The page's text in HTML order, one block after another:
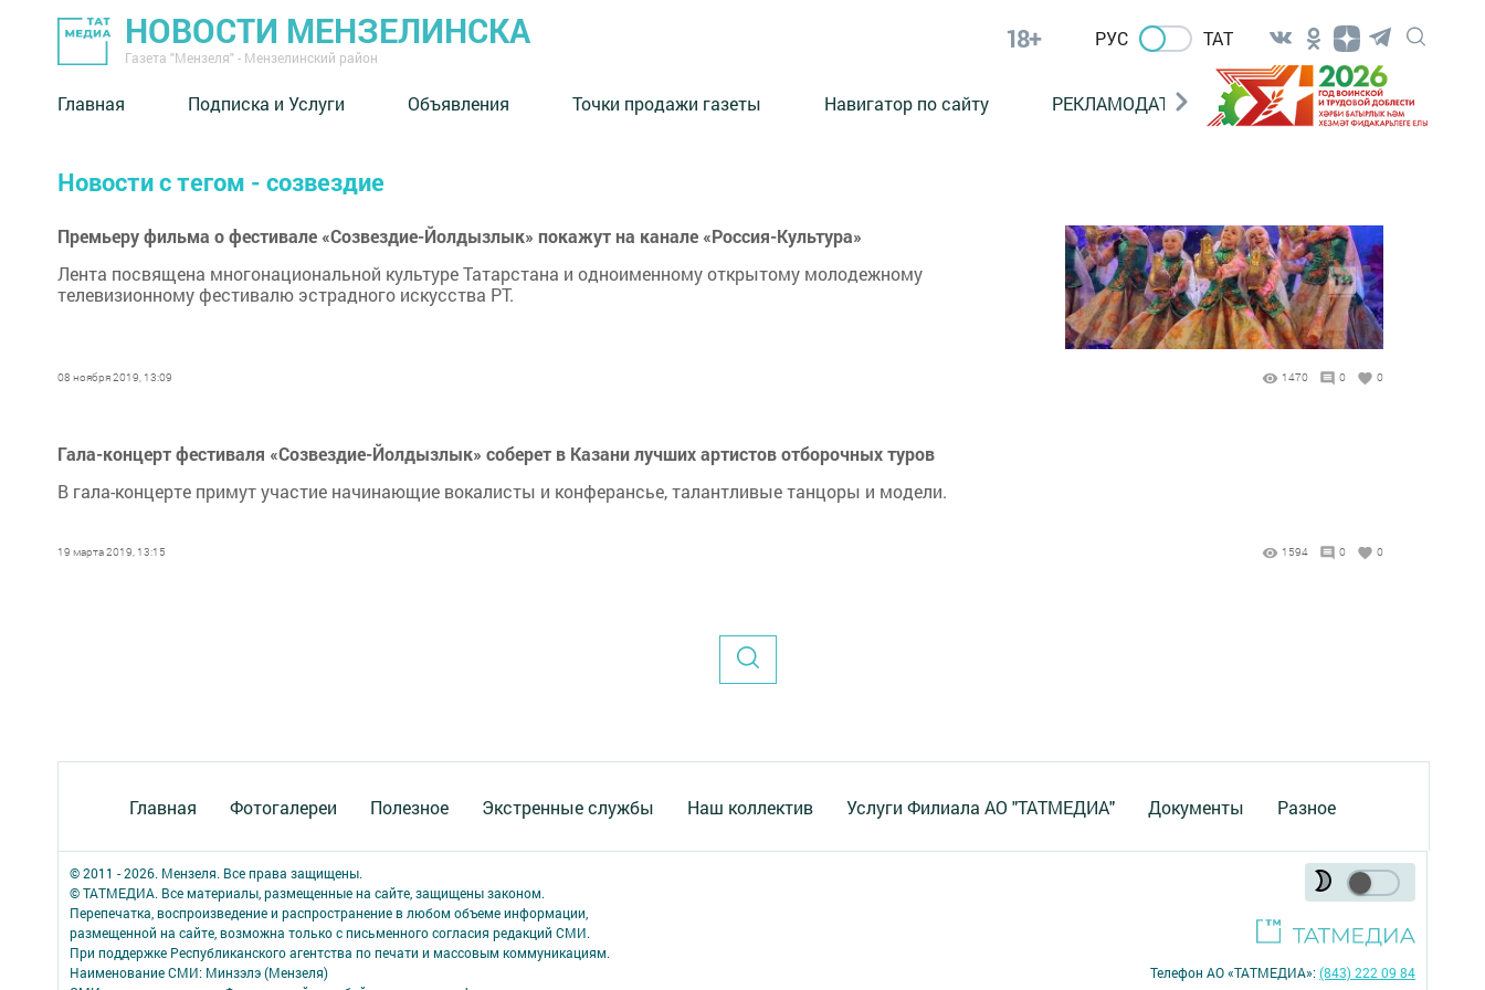
НОВОСТИ МЕНЗЕЛИНСКА
Газета "Мензеля" - Мензелинский район
18+ РУС ТАТ
Главная Подписка и Услуги Объявления Точки продажи газеты Навигатор по сайту РЕКЛАМОДАТЕЛЯМ
Новости с тегом - созвездие
Премьеру фильма о фестивале «Созвездие-Йолдызлык» покажут на канале «Россия-Культура»
Лента посвящена многонациональной культуре Татарстана и одноименному открытому молодежному
телевизионному фестивалю эстрадного искусства РТ.
08 ноября 2019, 13:09 1470 0 0
Гала-концерт фестиваля «Созвездие-Йолдызлык» соберет в Казани лучших артистов отборочных туров
В гала-концерте примут участие начинающие вокалисты и конферансье, талантливые танцоры и модели.
19 марта 2019, 13:15 1594 0 0
Главная Фотогалереи Полезное Экстренные службы Наш коллектив Услуги Филиала АО "ТАТМЕДИА" Документы Разное
© 2011 - 2026. Мензеля. Все права защищены.
© ТАТМЕДИА. Все материалы, размещенные на сайте, защищены законом.
Перепечатка, воспроизведение и распространение в любом объеме информации,
размещенной на сайте, возможна только с письменного согласия редакций СМИ.
При поддержке Республиканского агентства по печати и массовым коммуникациям.
Наименование СМИ: Минзэлэ (Мензеля)
Телефон АО «ТАТМЕДИА»:(843) 222 09 84